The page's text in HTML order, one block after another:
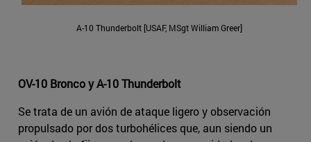
A-10 Thunderbolt [USAF, MSgt William Greer]
OV-10 Bronco y A-10 Thunderbolt
Se trata de un avión de ataque ligero y observación
propulsado por dos turbohélices que, aun siendo un